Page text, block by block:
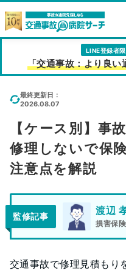
LINE登録者限
「交通事故：より良い
最終更新日：
2026.08.07
【ケース別】事
修理しないで保
注意点を解説
監修記事 渡辺
損害保
交通事故で修理見積もり